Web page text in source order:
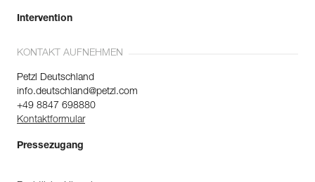
Intervention
KONTAKT AUFNEHMEN
Petzl Deutschland
info.deutschland@petzl.com
+49 8847 698880
Kontaktformular
Pressezugang